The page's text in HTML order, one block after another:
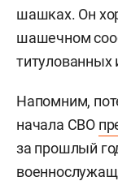
шашках. Он
шашечном
титулованных
Напомним,
начала СВО
за прошлый